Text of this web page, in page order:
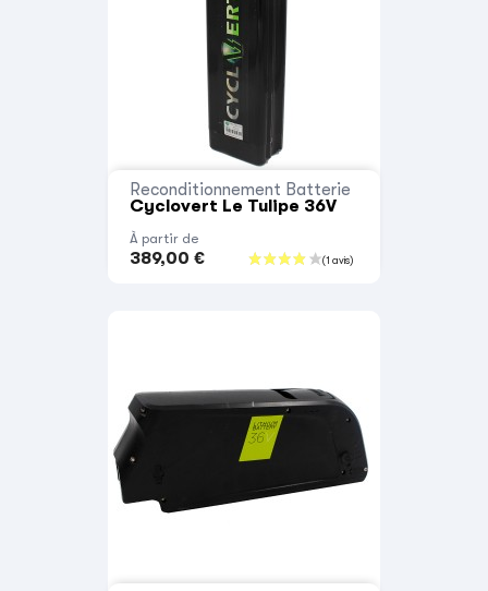
Reconditionnement Batterie
Cyclovert Le Tulipe 36V
À partir de
389,00 €